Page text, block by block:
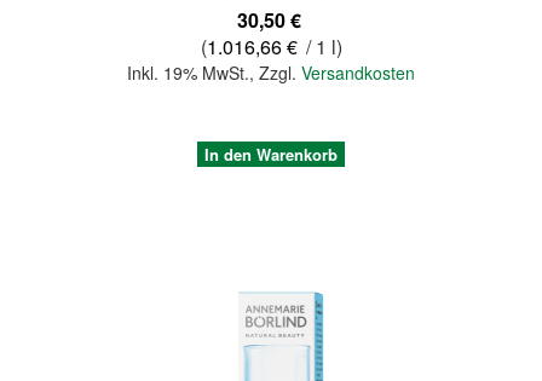
30,50 €
(1.016,66 € / 1 l)
Inkl. 19% MwSt., Zzgl. Versandkosten
In den Warenkorb